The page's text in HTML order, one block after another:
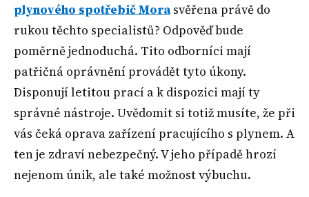
plynového spotřebič Morasvěřena právě do
rukou těchto specialistů? Odpověď bude
poměrně jednoduchá. Tito odborníci mají
patřičná oprávnění provádět tyto úkony.
Disponují letitou prací a k dispozici mají ty
správné nástroje. Uvědomit si totiž musíte, že při
vás čeká oprava zařízení pracujícího s plynem. A
ten je zdraví nebezpečný. V jeho případě hrozí
nejenom únik, ale také možnost výbuchu.